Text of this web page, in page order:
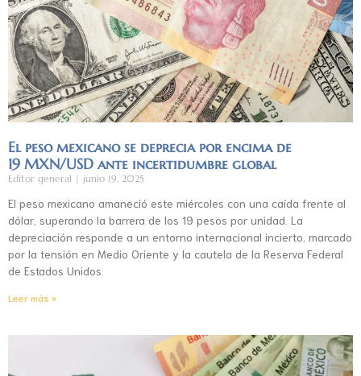
El peso mexicano se deprecia por encima de
19 MXN/USD ante incertidumbre global
Editor general junio 19, 2025
El peso mexicano amaneció este miércoles con una caída frente al
dólar, superando la barrera de los 19 pesos por unidad. La
depreciación responde a un entorno internacional incierto, marcado
por la tensión en Medio Oriente y la cautela de la Reserva Federal
de Estados Unidos.
Leer más »